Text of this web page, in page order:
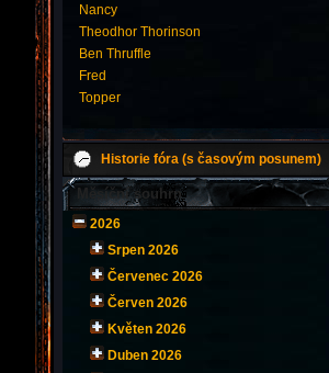
Nancy
Theodhor Thorinson
Ben Thruffle
Fred
Topper
Historie fóra (s časovým posunem)
Měsíční souhrn
2026
Srpen 2026
Červenec 2026
Červen 2026
Květen 2026
Duben 2026